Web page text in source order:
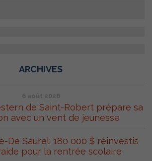
ARCHIVES
6 août 2026
de Saint-Robert prépare sa
avec un vent de jeunesse
De Saurel: 180 000 $ réinvestis
pour la rentrée scolaire